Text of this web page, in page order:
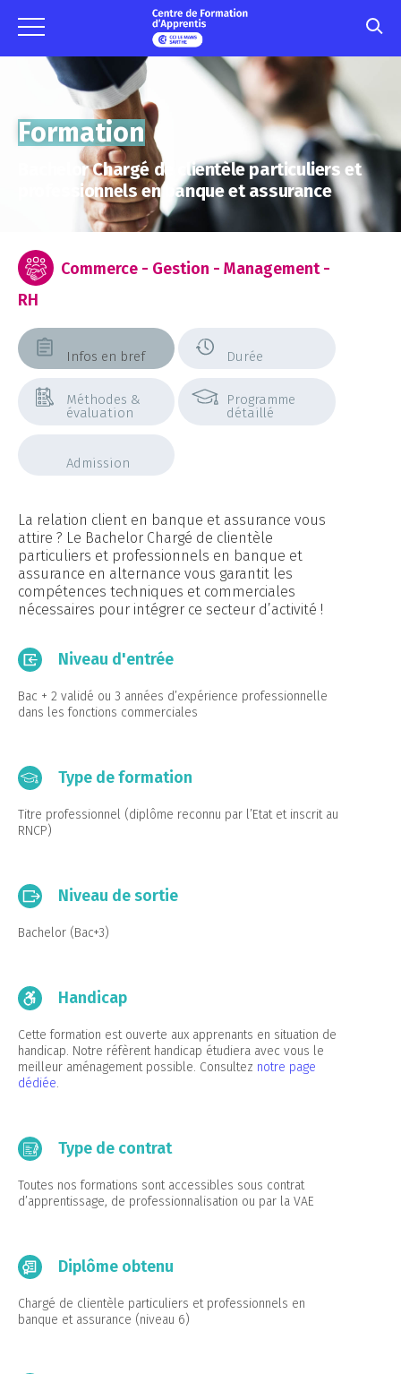
Formation
Bachelor Chargé de clientèle particuliers et
professionnels en banque et assurance
Commerce - Gestion - Management -
RH
Infos en bref Durée
Méthodes &
évaluation
Programme
détaillé
Admission
La relation client en banque et assurance vous
attire ? Le Bachelor Chargé de clientèle
particuliers et professionnels en banque et
assurance en alternance vous garantit les
compétences techniques et commerciales
nécessaires pour intégrer ce secteur d’activité !
Niveau d'entrée
Bac + 2 validé ou 3 années d’expérience professionnelle
dans les fonctions commerciales
Type de formation
Titre professionnel (diplôme reconnu par l’Etat et inscrit au
RNCP)
Niveau de sortie
Bachelor (Bac+3)
Handicap
Cette formation est ouverte aux apprenants en situation de
handicap. Notre réfèrent handicap étudiera avec vous le
meilleur aménagement possible. Consultez notre page
dédiée.
Type de contrat
Toutes nos formations sont accessibles sous contrat
d’apprentissage, de professionnalisation ou par la VAE
Diplôme obtenu
Chargé de clientèle particuliers et professionnels en
banque et assurance (niveau 6)